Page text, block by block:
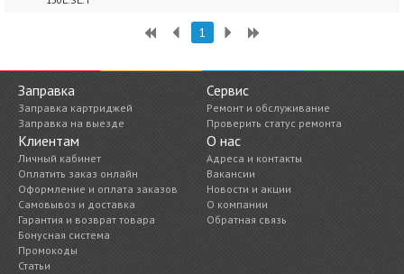
1
Заправка
Заправка картриджей
Заправка на выезде
Сервис
Ремонт и обслуживание
Проверить статус ремонта
Клиентам
Личный кабинет
Оплатить заказ онлайн
Оформление и оплата заказов
Самовывоз и доставка
Гарантия и возврат товара
Бонусная система
Промокоды
Статьи
О нас
Адреса и контакты
Вакансии
Новости и акции
О компании
Обратная связь